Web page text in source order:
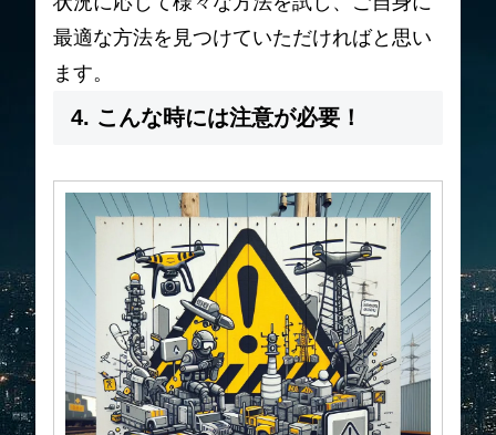
最適な方法を見つけていただければと思い
ます。
4. こんな時には注意が必要！